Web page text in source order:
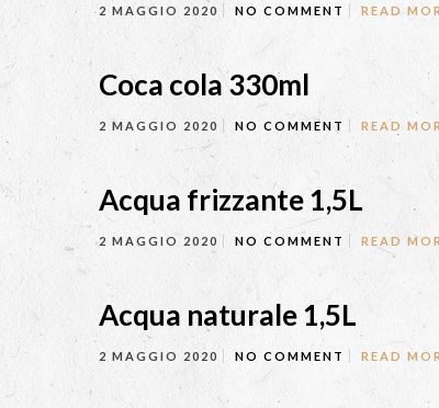
2 MAGGIO 2020 NO COMMENT READ
Coca cola 330ml
2 MAGGIO 2020 NO COMMENT READ
Acqua frizzante 1,5L
2 MAGGIO 2020 NO COMMENT READ
Acqua naturale 1,5L
2 MAGGIO 2020 NO COMMENT READ